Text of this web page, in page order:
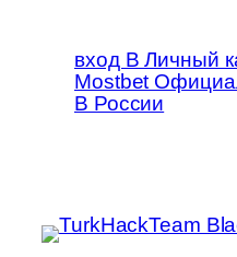
вход В Личный
Mostbet
В России